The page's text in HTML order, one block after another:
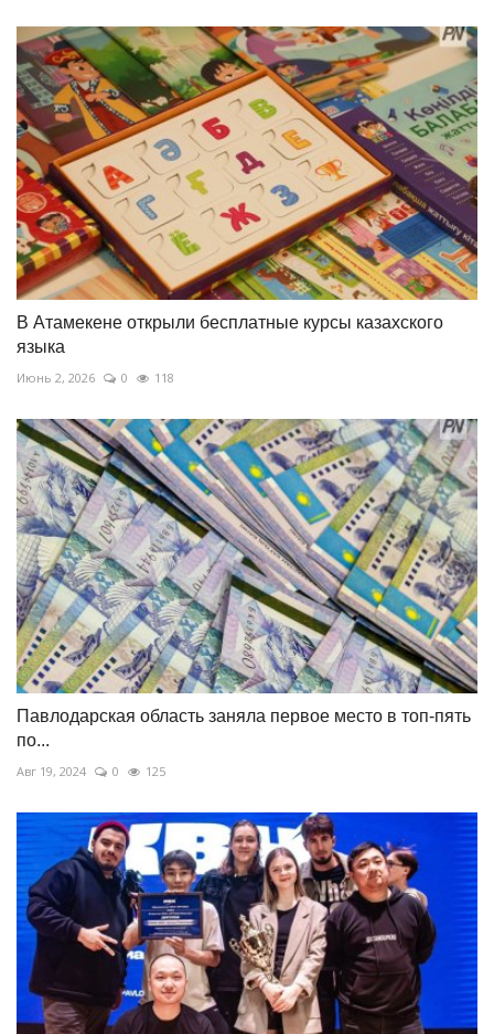
В Атамекене открыли бесплатные курсы казахского
языка
Июнь 2, 2026 0 118
Павлодарская область заняла первое место в топ-пять
по...
Авг 19, 2024 0 125